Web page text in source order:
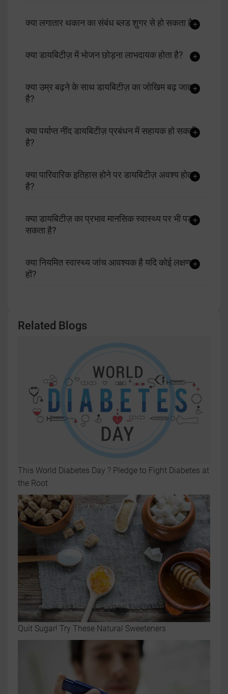
क्या लगातार थकान का संबंध ब्लड शुगर से हो सकता है?
क्या डायबिटीज़ में भोजन छोड़ना लाभदायक होता है?
क्या उम्र बढ़ने के साथ डायबिटीज़ का जोखिम बढ़ जाता
है?
क्या पर्याप्त नींद डायबिटीज़ प्रबंधन में सहायक हो सकती
है?
क्या पारिवारिक इतिहास होने पर डायबिटीज़ अवश्य होता
है?
क्या डायबिटीज़ का प्रभाव मानसिक स्वास्थ्य पर भी पड़
सकता है?
क्या नियमित स्वास्थ्य जांच आवश्यक है यदि कोई लक्षण न
हों?
Related Blogs
This World Diabetes Day ? Pledge to Fight Diabetes at
the Root
Quit Sugar! Try These Natural Sweeteners